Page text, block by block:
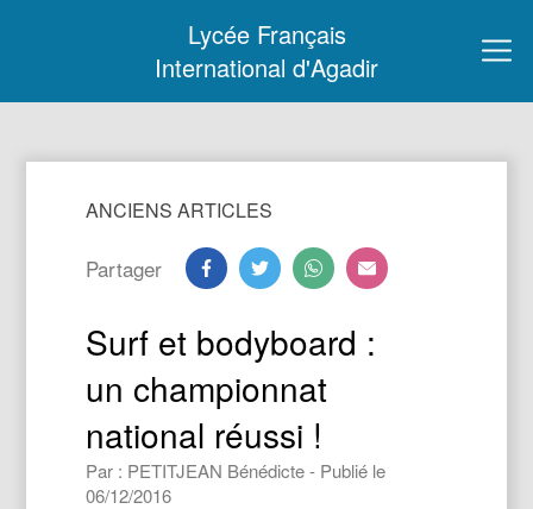
Lycée Français
International d'Agadir
ANCIENS ARTICLES
Partager
Surf et bodyboard :
un championnat
national réussi !
Par : PETITJEAN Bénédicte - Publié le
06/12/2016